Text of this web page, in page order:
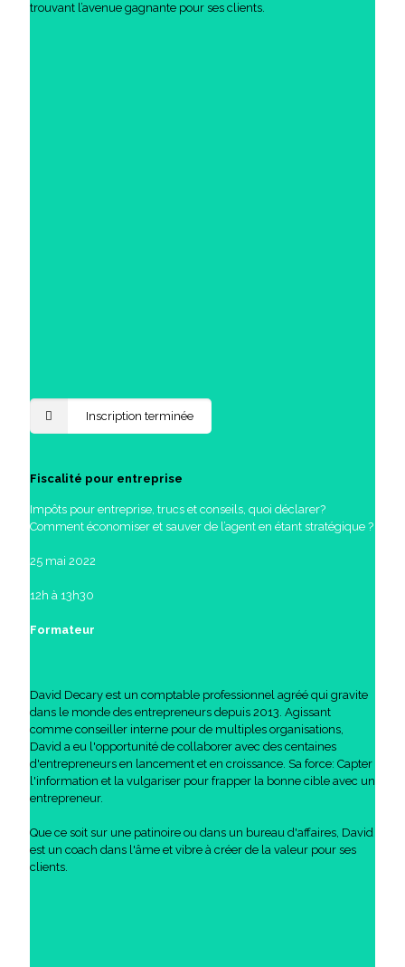
trouvant l’avenue gagnante pour ses clients.
Inscription terminée
Fiscalité pour entreprise
Impôts pour entreprise, trucs et conseils, quoi déclarer?
Comment économiser et sauver de l’agent en étant stratégique ?
25 mai 2022
12h à 13h30
Formateur
David Decary est un comptable professionnel agréé qui gravite
dans le monde des entrepreneurs depuis 2013. Agissant
comme conseiller interne pour de multiples organisations,
David a eu l'opportunité de collaborer avec des centaines
d'entrepreneurs en lancement et en croissance. Sa force: Capter
l'information et la vulgariser pour frapper la bonne cible avec un
entrepreneur.
Que ce soit sur une patinoire ou dans un bureau d'affaires, David
est un coach dans l'âme et vibre à créer de la valeur pour ses
clients.